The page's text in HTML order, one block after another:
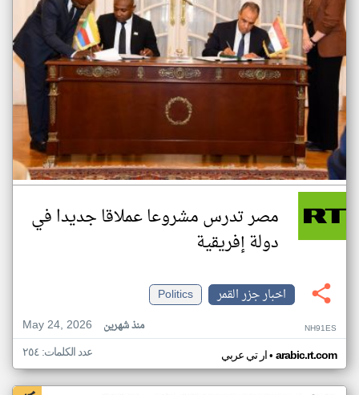
مصر تدرس مشروعا عملاقا جديدا في
دولة إفريقية
اخبار جزر القمر
Politics
May 24, 2026
منذ شهرين NH91ES
ار تي عربي• arabic.rt.com عدد الكلمات: ٢٥٤